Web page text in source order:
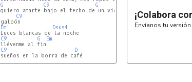
G
C9
G
quiero amarte bajo el techo de un viejo
C9
Em
Dsus4
C9
G
Em
C9
D
sueños en la borra de café
¡Colabora
Envíanos tu